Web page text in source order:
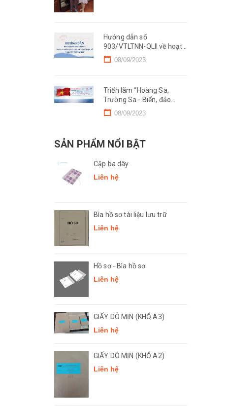
Hướng dẫn số
903/VTLTNN-QLII về hoạt
động thu thập và nộp lưu
hồ sơ, tài liệu lưu trữ điện
08/09/2023
Triển lãm “Hoàng Sa,
Trường Sa - Biển, đảo
thiêng liêng”.
08/09/2023
SẢN PHẨM NỔI BẬT
Cặp ba dây
Liên hệ
Bìa hồ sơ tài liệu lưu trữ
Liên hệ
Hồ sơ - Bìa hồ sơ
Liên hệ
GIẤY DÓ MỊN (KHỔ A3)
Liên hệ
GIẤY DÓ MỊN (KHỔ A2)
Liên hệ